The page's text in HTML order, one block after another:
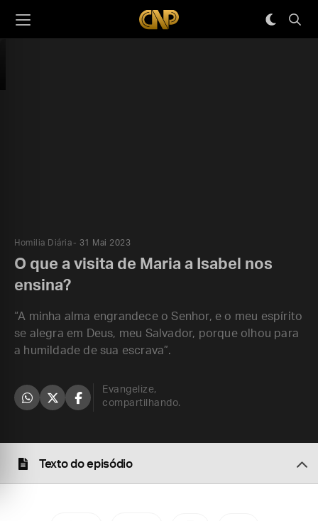
Homilia Diária 31 Mai 2023
O que a visita de Maria a Isabel nos
ensina?
“A minha alma engrandece o Senhor, e o meu espírito
se alegra em Deus, meu Salvador, porque olhou para
a humildade de sua escrava”.
Evangelize,
compartilhando.
Texto do episódio